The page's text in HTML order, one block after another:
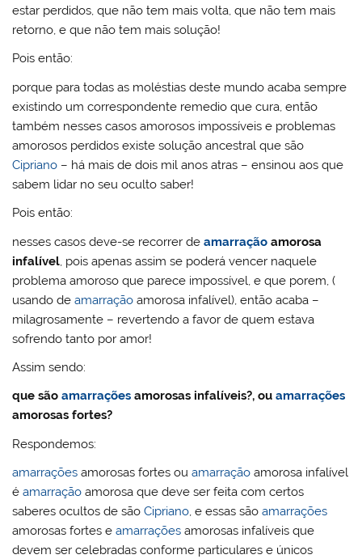
estar perdidos, que não tem mais volta, que não tem mais
retorno, e que não tem mais solução!
Pois então:
porque para todas as moléstias deste mundo acaba sempre
existindo um correspondente remedio que cura, então
também nesses casos amorosos impossíveis e problemas
amorosos perdidos existe solução ancestral que são
Cipriano – há mais de dois mil anos atras – ensinou aos que
sabem lidar no seu oculto saber!
Pois então:
nesses casos deve-se recorrer deamarração amorosa
infalível, pois apenas assim se poderá vencer naquele
problema amoroso que parece impossível, e que porem, (
usando deamarração amorosa infalível), então acaba –
milagrosamente – revertendo a favor de quem estava
sofrendo tanto por amor!
Assim sendo:
que sãoamarrações amorosas infalíveis?, ouamarrações
amorosas fortes?
Respondemos:
amarrações amorosas fortes ouamarração amorosa infalível
éamarração amorosa que deve ser feita com certos
saberes ocultos de sãoCipriano, e essas sãoamarrações
amorosas fortes eamarrações amorosas infalíveis que
devem ser celebradas conforme particulares e únicos